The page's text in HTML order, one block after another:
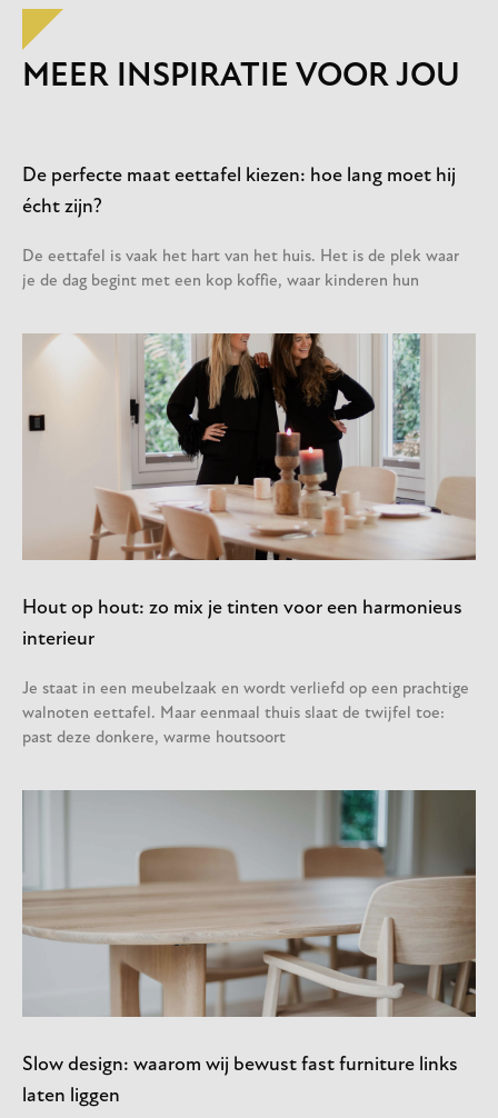
MEER INSPIRATIE VOOR JOU
De perfecte maat eettafel kiezen: hoe lang moet hij
écht zijn?
De eettafel is vaak het hart van het huis. Het is de plek waar
je de dag begint met een kop koffie, waar kinderen hun
Hout op hout: zo mix je tinten voor een harmonieus
interieur
Je staat in een meubelzaak en wordt verliefd op een prachtige
walnoten eettafel. Maar eenmaal thuis slaat de twijfel toe:
past deze donkere, warme houtsoort
Slow design: waarom wij bewust fast furniture links
laten liggen